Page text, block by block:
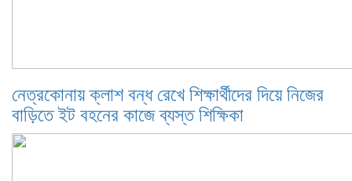
নেত্রকোনায় ক্লাশ বন্ধ রেখে শিক্ষার্থীদের দিয়ে নিজের
বাড়িতে ইট বহনের কাজে ব্যস্ত শিক্ষিকা